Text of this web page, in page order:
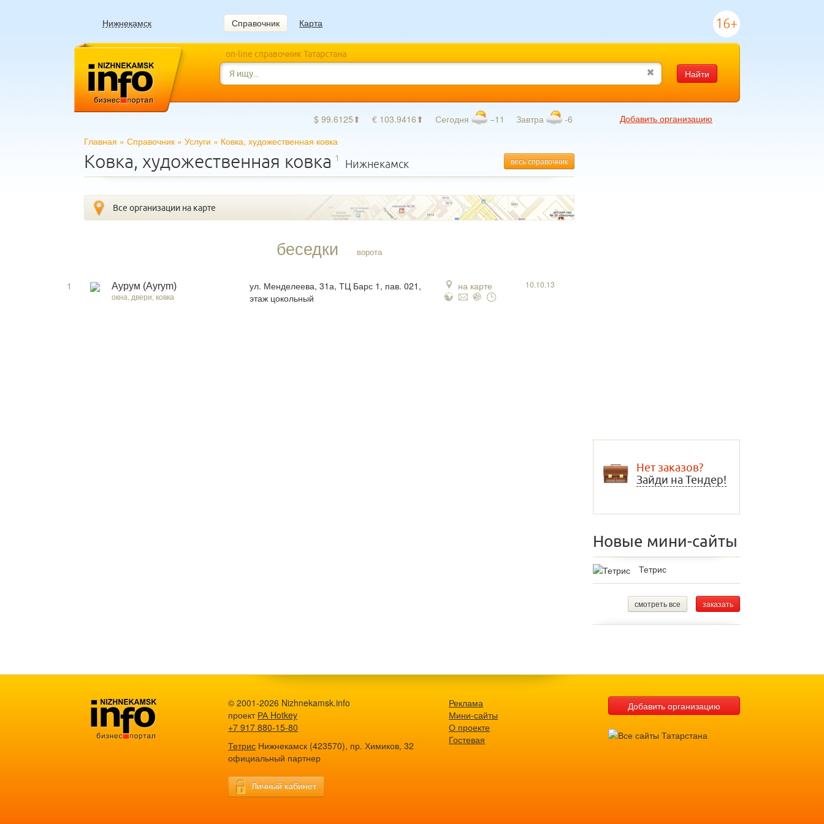
Нижнекамск Справочник Карта 16+
on-line справочник Татарстана
Найти
$ 99.6125⬆ € 103.9416⬆ Сегодня −11 Завтра -6
Добавить организацию
Главная » Справочник » Услуги » Ковка, художественная ковка
весь справочник
Ковка, художественная ковка 1 Нижнекамск
Все организации на карте
беседки ворота
1
Аурум (Ayrym)
окна, двери, ковка
ул. Менделеева, 31а, ТЦ Барс 1, пав. 021,
этаж цокольный
на карте 10.10.13
Нет заказов?
Зайди на Тендер!
Новые мини-сайты
Тетрис
смотреть все заказать
© 2001-2026 Nizhnekamsk.info
проект РА Hotkey
+7 917 880-15-80
Тетрис Нижнекамск (423570), пр. Химиков, 32
официальный партнер
Личный кабинет
Реклама
Мини-сайты
О проекте
Гостевая
Добавить организацию